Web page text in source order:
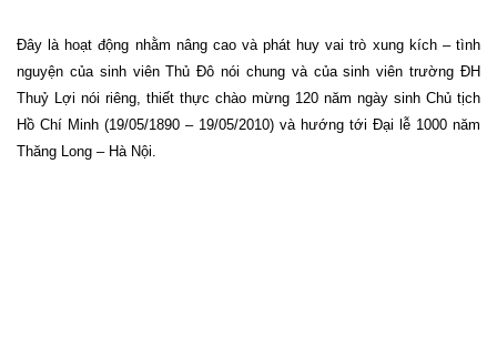
Đây là hoạt động nhằm nâng cao và phát huy vai trò xung kích – tình
nguyện của sinh viên Thủ Đô nói chung và của sinh viên trường ĐH
Thuỷ Lợi nói riêng, thiết thực chào mừng 120 năm ngày sinh Chủ tịch
Hồ Chí Minh (19/05/1890 – 19/05/2010) và hướng tới Đại lễ 1000 năm
Thăng Long – Hà Nội.